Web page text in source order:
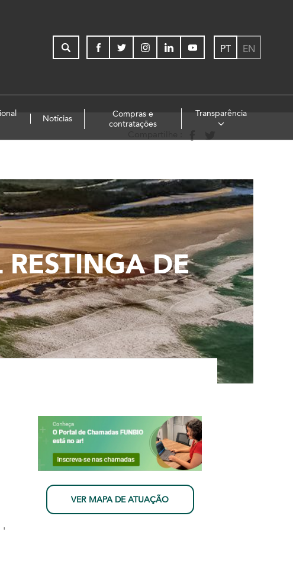
PT EN
Notícias
Compras e
contratações
Transparência
DE
VER MAPA DE ATUAÇÃO
'